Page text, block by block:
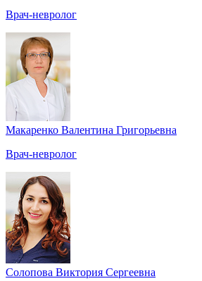
Врач-невролог
Макаренко Валентина Григорьевна
Врач-невролог
Солопова Виктория Сергеевна